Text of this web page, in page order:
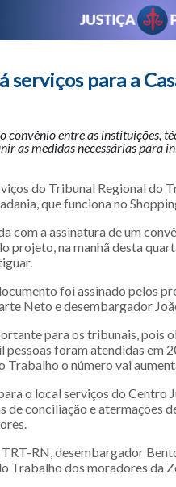
serviços para a
convênio entre as instituições,
as medidas necessárias para
do Tribunal Regional do
que funciona no
com a assinatura de um
projeto, na manhã desta
foi assinado pelos
Neto e desembargador
para os tribunais, pois
foram atendidas em
Trabalho o número vai
o local serviços do Centro
de conciliação e atermações
RN, desembargador
Trabalho dos moradores da